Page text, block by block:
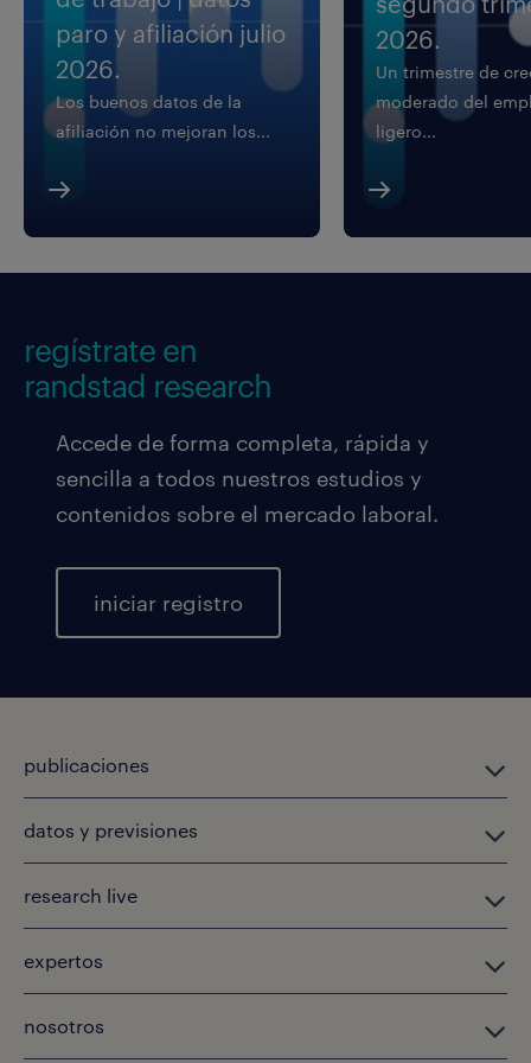
paro y afiliación julio
2026.
Los buenos datos de la
afiliación no mejoran los...
2026.
Un trimestre de
moderado del
ligero...
regístrate en
randstad research
Accede de forma completa, rápida y
sencilla a todos nuestros estudios y
contenidos sobre el mercado laboral.
iniciar registro
publicaciones
datos y previsiones
research live
expertos
nosotros